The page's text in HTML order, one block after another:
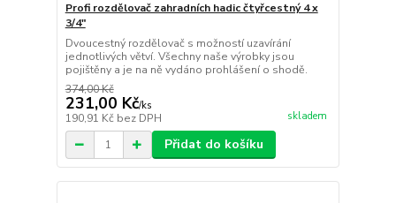
Profi rozdělovač zahradních hadic čtyřcestný 4 x
3/4"
Dvoucestný rozdělovač s možností uzavírání
jednotlivých větví. Všechny naše výrobky jsou
pojištěny a je na ně vydáno prohlášení o shodě.
374,00 Kč
231,00 Kč/ks
190,91 Kč bez DPH skladem
Přidat do košíku